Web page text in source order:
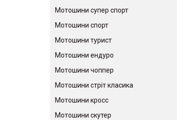
Мотошини супер спорт
Мотошини спорт
Мотошини турист
Мотошини ендуро
Мотошини чоппер
Мотошини стріт класика
Мотошини кросс
Мотошини скутер